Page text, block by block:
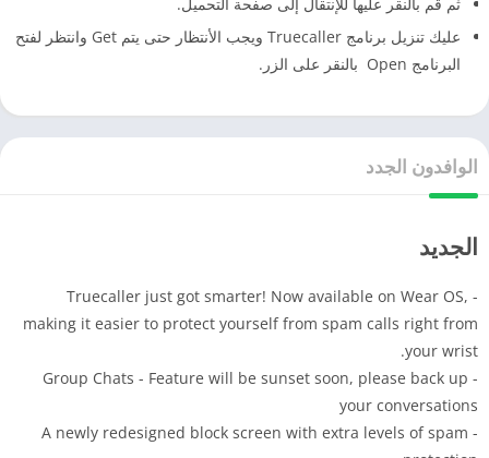
عليك تنزيل برنامج Truecaller ويجب الأنتظار حتى يتم Get وانتظر لفتح
البرنامج Open بالنقر على الزر.
الوافدون الجدد
الجديد
- Truecaller just got smarter! Now available on Wear OS,
making it easier to protect yourself from spam calls right from
your wrist.
- Group Chats - Feature will be sunset soon, please back up
your conversations
- A newly redesigned block screen with extra levels of spam